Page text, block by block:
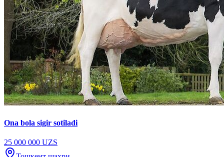
Ona bola sigir sotiladi
25 000 000 UZS